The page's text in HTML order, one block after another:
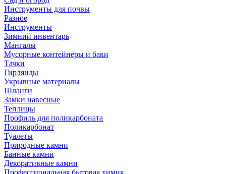
Инструменты для почвы
Разное
Инструменты
Зимний инвентарь
Мангалы
Мусорные контейнеры и баки
Тачки
Гирлянды
Укрывные материалы
Шланги
Замки навесные
Теплицы
Профиль для поликарбоната
Поликарбонат
Туалеты
Природные камни
Банные камни
Декоративные камни
Профессиональная бытовая химия